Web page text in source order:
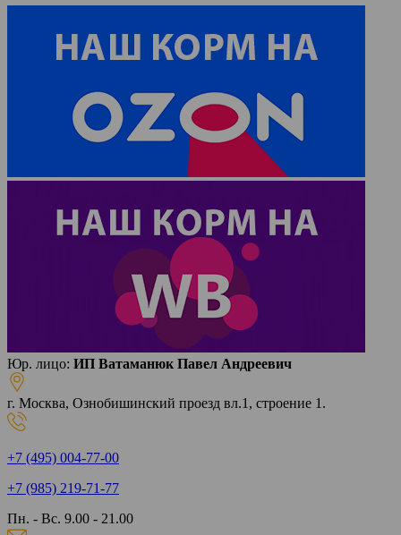
Юр. лицо: ИП Ватаманюк Павел Андреевич
г. Москва, Ознобишинский проезд вл.1, строение 1.
+7 (495) 004-77-00
+7 (985) 219-71-77
Пн. - Вс. 9.00 - 21.00